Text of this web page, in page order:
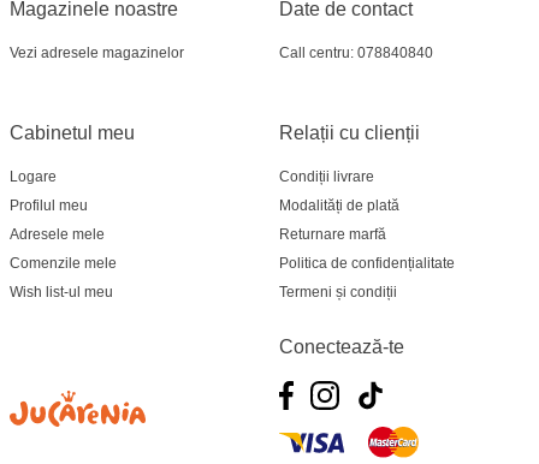
Magazinele noastre
Vezi adresele magazinelor
Relații cu clienții
Condiții livrare
Modalități de plată
Returnare marfă
Politica de confidențialitate
Termeni și condiții
Cabinetul meu
Logare
Profilul meu
Adresele mele
Comenzile mele
Wish list-ul meu
Date de contact
Call centru: 078840840
Conectează-te